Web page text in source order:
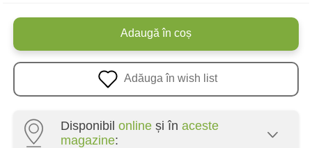
Adaugă în coș
Adăuga în wish list
Disponibil online și în aceste
magazine: